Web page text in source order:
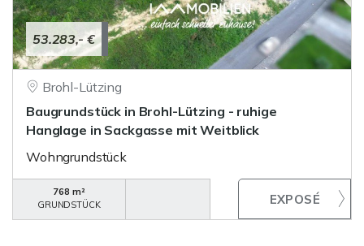
53.283,- €
Brohl-Lützing
Baugrundstück in Brohl-Lützing - ruhige
Hanglage in Sackgasse mit Weitblick
Wohngrundstück
768 m²
GRUNDSTÜCK